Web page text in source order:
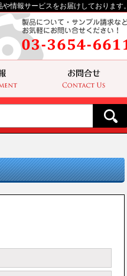
情報サービスをお届けしております。